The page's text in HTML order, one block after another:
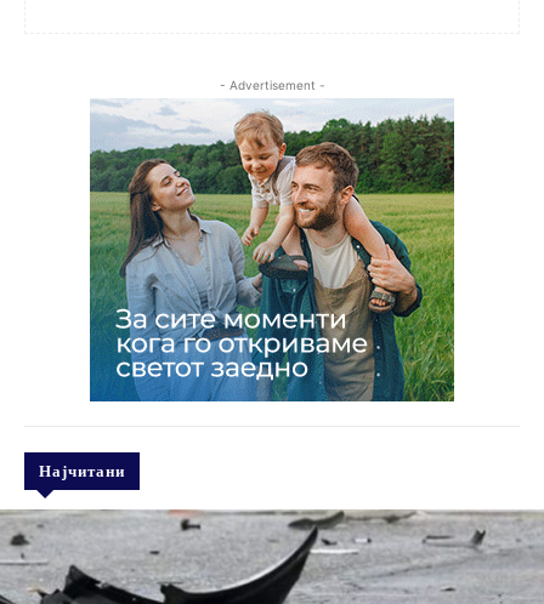
- Advertisement -
Најчитани